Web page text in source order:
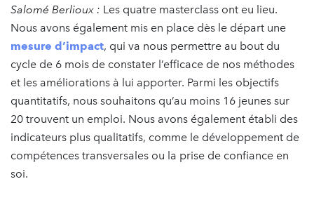
Salomé Berlioux : Les quatre masterclass ont eu lieu.
Nous avons également mis en place dès le départ une
mesure d’impact, qui va nous permettre au bout du
cycle de 6 mois de constater l’efficace de nos méthodes
et les améliorations à lui apporter. Parmi les objectifs
quantitatifs, nous souhaitons qu’au moins 16 jeunes sur
20 trouvent un emploi. Nous avons également établi des
indicateurs plus qualitatifs, comme le développement de
compétences transversales ou la prise de confiance en
soi.